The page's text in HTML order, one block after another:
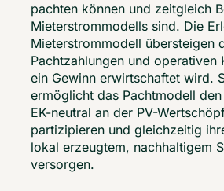
pachten können und zeitgleich
Mieterstrommodells sind. Die
Mieterstrommodell übersteigen
Pachtzahlungen und operativen
ein Gewinn erwirtschaftet wird.
ermöglicht das Pachtmodell den
EK-neutral an der PV-
partizipieren und gleichzeitig
lokal erzeugtem, nachhaltigem
versorgen.